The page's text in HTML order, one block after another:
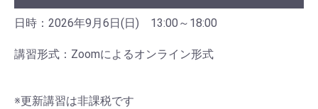
日時：2026年9月6日(日) 13:00～18:00
講習形式：Zoomによるオンライン形式
※更新講習は非課税です